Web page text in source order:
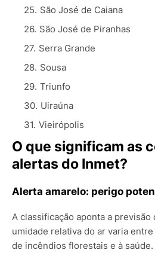
São José de Caiana
São José de Piranhas
Serra Grande
Sousa
Triunfo
Uiraúna
Vieirópolis
O que significam as
alertas do Inmet?
Alerta amarelo: perigo
A classificação aponta a previsão
umidade relativa do ar varia
de incêndios florestais e à saúde.